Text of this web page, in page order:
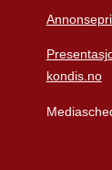
kondis.no